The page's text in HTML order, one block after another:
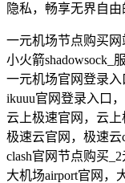
隐私，畅享无界自由
一元机场节点购买网
小火箭shadowsock_
一元机场官网登录入
ikuuu官网登录入口
云上极速官网，云
极速云官网，极速云
clash官网节点购买
大机场airport官网，